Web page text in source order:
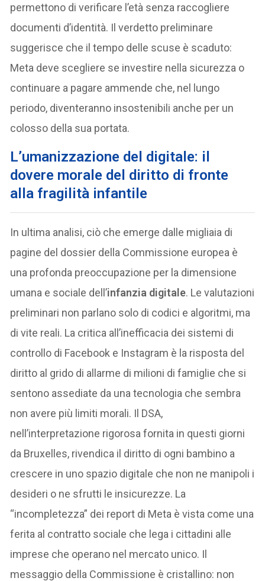
permettono di verificare l’età senza raccogliere
documenti d’identità. Il verdetto preliminare
suggerisce che il tempo delle scuse è scaduto:
Meta deve scegliere se investire nella sicurezza o
continuare a pagare ammende che, nel lungo
periodo, diventeranno insostenibili anche per un
colosso della sua portata.
L’umanizzazione del digitale: il
dovere morale del diritto di fronte
alla fragilità infantile
In ultima analisi, ciò che emerge dalle migliaia di
pagine del dossier della Commissione europea è
una profonda preoccupazione per la dimensione
umana e sociale dell’infanzia digitale. Le valutazioni
preliminari non parlano solo di codici e algoritmi, ma
di vite reali. La critica all’inefficacia dei sistemi di
controllo di Facebook e Instagram è la risposta del
diritto al grido di allarme di milioni di famiglie che si
sentono assediate da una tecnologia che sembra
non avere più limiti morali. Il DSA,
nell’interpretazione rigorosa fornita in questi giorni
da Bruxelles, rivendica il diritto di ogni bambino a
crescere in uno spazio digitale che non ne manipoli i
desideri o ne sfrutti le insicurezze. La
“incompletezza” dei report di Meta è vista come una
ferita al contratto sociale che lega i cittadini alle
imprese che operano nel mercato unico. Il
messaggio della Commissione è cristallino: non